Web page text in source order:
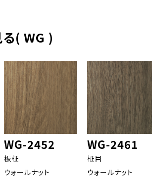
( WG )
WG-2452
板柾
ウォールナット
WG-2461
柾目
ウォールナット